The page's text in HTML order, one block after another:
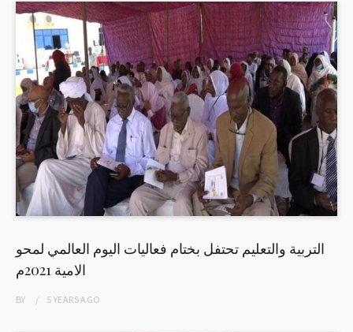
التربية والتعليم تحتفل بختام فعاليات اليوم العالمي لمحو
الامية 2021م
BY 5 YEARSAGO